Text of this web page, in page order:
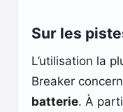
Sur les
L’utilisation la
Breaker
batterie. À